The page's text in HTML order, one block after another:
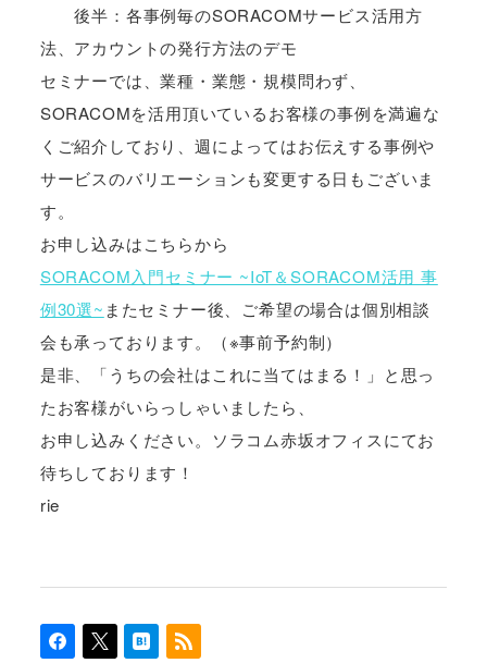
後半：各事例毎のSORACOMサービス活用方
法、アカウントの発行方法のデモ
セミナーでは、業種・業態・規模問わず、
SORACOMを活用頂いているお客様の事例を満遍な
くご紹介しており、週によってはお伝えする事例や
サービスのバリエーションも変更する日もございま
す。
お申し込みはこちらから
SORACOM入門セミナー ~IoT＆SORACOM活用 事
例30選~ またセミナー後、ご希望の場合は個別相談
会も承っております。（※事前予約制）
是非、「うちの会社はこれに当てはまる！」と思っ
たお客様がいらっしゃいましたら、
お申し込みください。ソラコム赤坂オフィスにてお
待ちしております！
rie